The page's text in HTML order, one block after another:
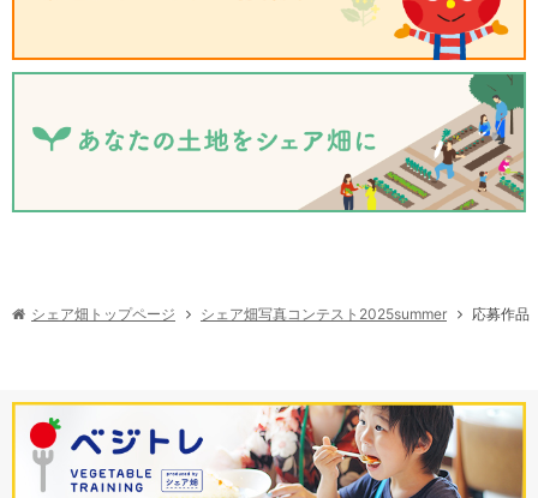
シェア畑トップページ シェア畑写真コンテスト2025summer 応募作品